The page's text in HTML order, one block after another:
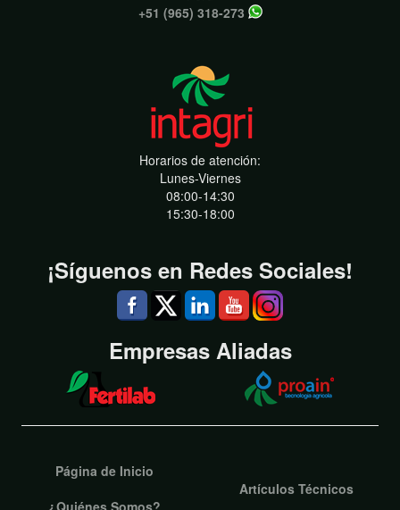
+51 (965) 318-273
Horarios de atención:
Lunes-Viernes
08:00-14:30
15:30-18:00
¡Síguenos en Redes Sociales!
Empresas Aliadas
Página de Inicio
¿Quiénes Somos?
Artículos Técnicos